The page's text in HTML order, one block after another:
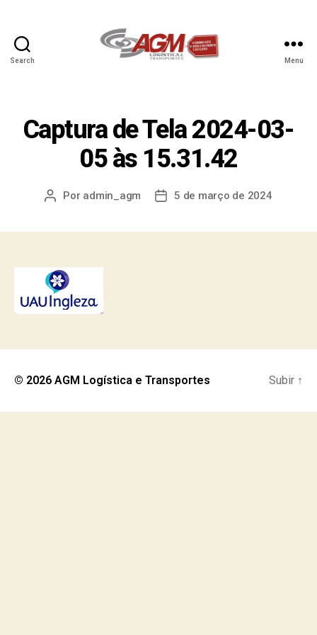
Search Menu
Captura de Tela 2024-03-
05 às 15.31.42
Por admin_agm 5 de março de 2024
© 2026 AGM Logística e Transportes Subir ↑